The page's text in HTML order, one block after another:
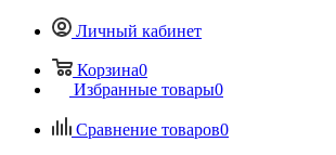
Личный кабинет
Корзина0
Избранные товары0
Сравнение товаров0